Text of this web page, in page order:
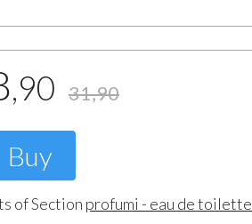
,90 31,90
Buy
of Section profumi - eau de toilette